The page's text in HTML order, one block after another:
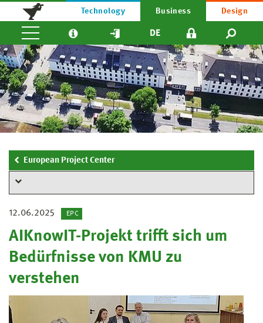
Technology Business Design
DE
European Project Center
12.06.2025 EPC
AIKnowIT-Projekt trifft sich um
Bedürfnisse von KMU zu
verstehen